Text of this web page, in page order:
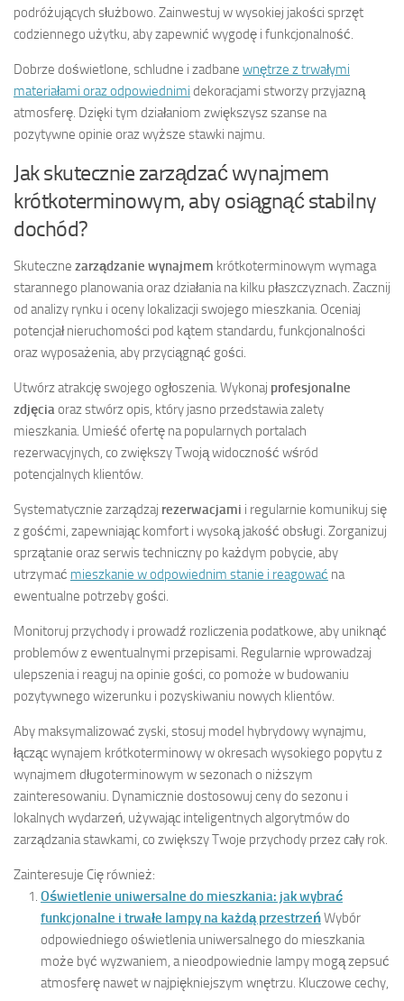
podróżujących służbowo. Zainwestuj w wysokiej jakości sprzęt
codziennego użytku, aby zapewnić wygodę i funkcjonalność.
Dobrze doświetlone, schludne i zadbane wnętrze z trwałymi
materiałami oraz odpowiednimi dekoracjami stworzy przyjazną
atmosferę. Dzięki tym działaniom zwiększysz szanse na
pozytywne opinie oraz wyższe stawki najmu.
Jak skutecznie zarządzać wynajmem
krótkoterminowym, aby osiągnąć stabilny
dochód?
Skuteczne zarządzanie wynajmem krótkoterminowym wymaga
starannego planowania oraz działania na kilku płaszczyznach. Zacznij
od analizy rynku i oceny lokalizacji swojego mieszkania. Oceniaj
potencjał nieruchomości pod kątem standardu, funkcjonalności
oraz wyposażenia, aby przyciągnąć gości.
Utwórz atrakcję swojego ogłoszenia. Wykonaj profesjonalne
zdjęcia oraz stwórz opis, który jasno przedstawia zalety
mieszkania. Umieść ofertę na popularnych portalach
rezerwacyjnych, co zwiększy Twoją widoczność wśród
potencjalnych klientów.
Systematycznie zarządzaj rezerwacjami i regularnie komunikuj się
z gośćmi, zapewniając komfort i wysoką jakość obsługi. Zorganizuj
sprzątanie oraz serwis techniczny po każdym pobycie, aby
utrzymać mieszkanie w odpowiednim stanie i reagować na
ewentualne potrzeby gości.
Monitoruj przychody i prowadź rozliczenia podatkowe, aby uniknąć
problemów z ewentualnymi przepisami. Regularnie wprowadzaj
ulepszenia i reaguj na opinie gości, co pomoże w budowaniu
pozytywnego wizerunku i pozyskiwaniu nowych klientów.
Aby maksymalizować zyski, stosuj model hybrydowy wynajmu,
łącząc wynajem krótkoterminowy w okresach wysokiego popytu z
wynajmem długoterminowym w sezonach o niższym
zainteresowaniu. Dynamicznie dostosowuj ceny do sezonu i
lokalnych wydarzeń, używając inteligentnych algorytmów do
zarządzania stawkami, co zwiększy Twoje przychody przez cały rok.
Zainteresuje Cię również:
Oświetlenie uniwersalne do mieszkania: jak wybrać
funkcjonalne i trwałe lampy na każdą przestrzeńWybór
odpowiedniego oświetlenia uniwersalnego do mieszkania
może być wyzwaniem, a nieodpowiednie lampy mogą zepsuć
atmosferę nawet w najpiękniejszym wnętrzu. Kluczowe cechy,